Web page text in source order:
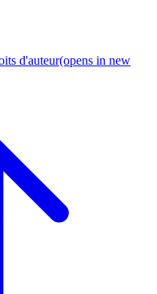
d'auteur(opens in new